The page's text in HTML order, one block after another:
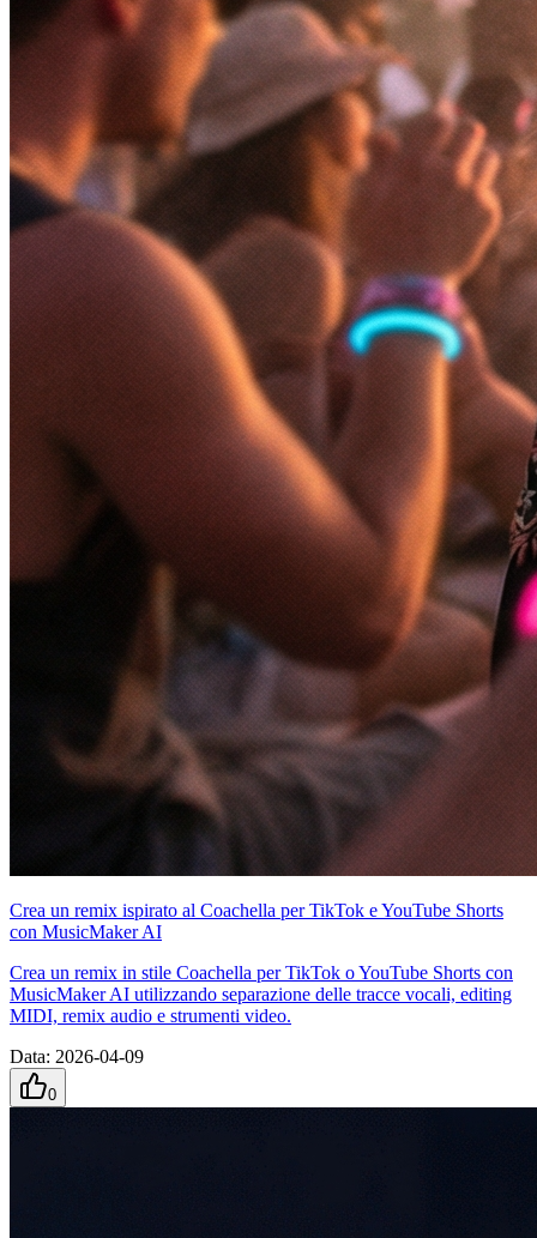
Crea un remix ispirato al Coachella per TikTok e YouTube Shorts
con MusicMaker AI
Crea un remix in stile Coachella per TikTok o YouTube Shorts con
MusicMaker AI utilizzando separazione delle tracce vocali, editing
MIDI, remix audio e strumenti video.
Data: 2026-04-09
0